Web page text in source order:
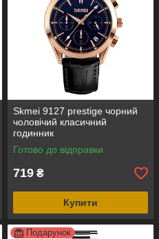
Skmei 9127 prestige чорний
чоловічий класичний
годинник
Готово до відправки
719 ₴
Купити
Подарунок